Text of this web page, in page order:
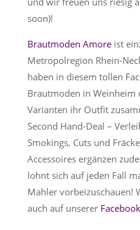
soon)!
Brautmoden Amoreist
Metropolregion Rhein-
haben in diesem tollen
Brautmoden in Weinheim
Varianten ihr Outfit
Second Hand-Deal –
Smokings, Cuts und
Accessoires ergänzen
lohnt sich auf jeden Fall
Mahler vorbeizuschauen!
auch auf unserer